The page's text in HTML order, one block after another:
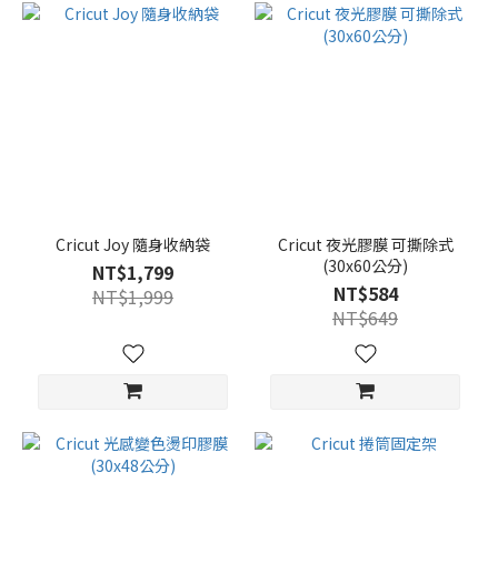
Cricut Joy 隨身收納袋
NT$1,799
NT$1,999
Cricut 夜光膠膜 可撕除式
(30x60公分)
NT$584
NT$649